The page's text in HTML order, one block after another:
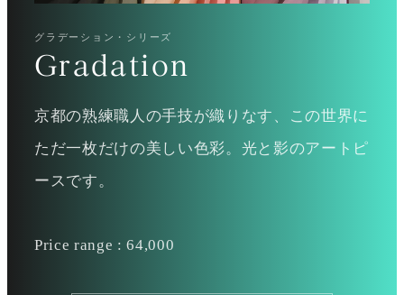
グラデーション・シリーズ
Gradation
京都の熟練職人の手技が織りなす、この世界に
ただ一枚だけの美しい色彩。光と影のアートピ
ースです。
Price range : 64,000